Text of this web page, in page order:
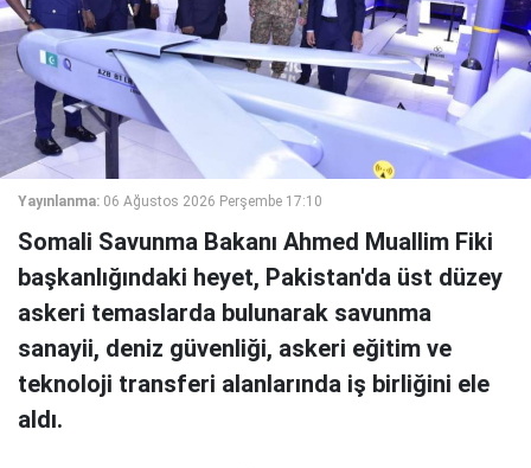
Yayınlanma: 06 Ağustos 2026 Perşembe 17:10
Somali Savunma Bakanı Ahmed Muallim Fiki
başkanlığındaki heyet, Pakistan'da üst düzey
askeri temaslarda bulunarak savunma
sanayii, deniz güvenliği, askeri eğitim ve
teknoloji transferi alanlarında iş birliğini ele
aldı.